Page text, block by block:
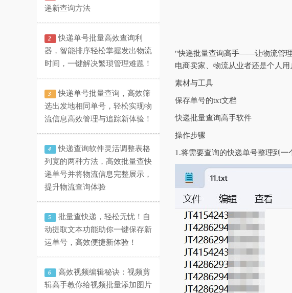
递新查询方法
2
快递单号批量高效查询利
器，智能排序轻松掌握发出物流
时间，一键解决繁琐管理难题！
3
快递单号批量查询，高效筛
选出发地相同单号，轻松实现物
流信息高效管理与追踪新体验！
4
快递查询软件灵活调整表格
列宽的两种方法，高效批量查快
递单号并将物流信息完整展示，
提升物流查询体验
5
批量查快递，轻松无忧！自
动提取文本功能助你一键保存新
运单号，高效便捷新体验！
6
高效视频编辑秘诀：视频剪
辑高手教你给视频批量添加图片
‌"快递批量查询高手——让物流管理
电商卖家、物流从业者还是个人
素材与工具
保存单号的txt文档
快递批量查询高手软件
操作步骤
1.将需要查询的快递单号整理到一